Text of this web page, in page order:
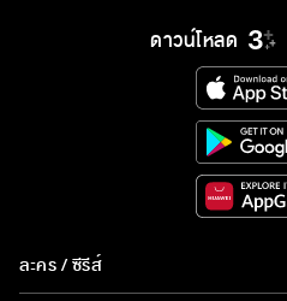
ดาวน์โหลด
ละคร / ซีรีส์